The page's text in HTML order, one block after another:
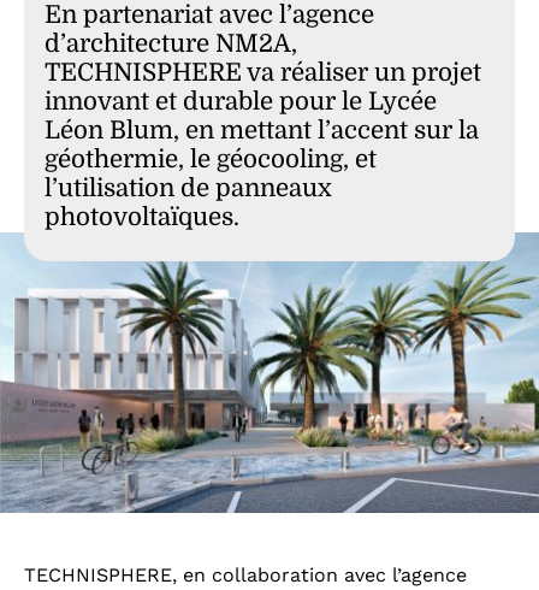
En partenariat avec l’agence
d’architecture NM2A,
TECHNISPHERE va réaliser un projet
innovant et durable pour le Lycée
Léon Blum, en mettant l’accent sur la
géothermie, le géocooling, et
l’utilisation de panneaux
photovoltaïques.
TECHNISPHERE, en collaboration avec l’agence